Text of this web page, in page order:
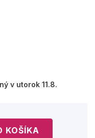
v utorok 11.8.